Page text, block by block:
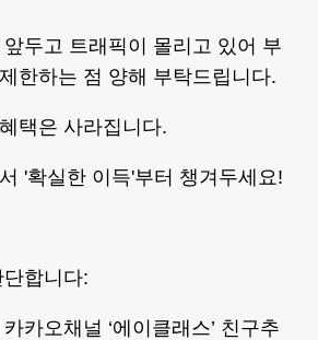
두고 트래픽이 몰리고 있어 부
한하는 점 양해 부탁드립니다.
택은 사라집니다.
'확실한 이득'부터 챙겨두세요!
합니다:
카오채널 ‘에이클래스’ 친구추